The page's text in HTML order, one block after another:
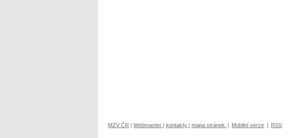
MZV ČR | Webmaster | kontakty | mapa stránek | Mobilní verze | RSS